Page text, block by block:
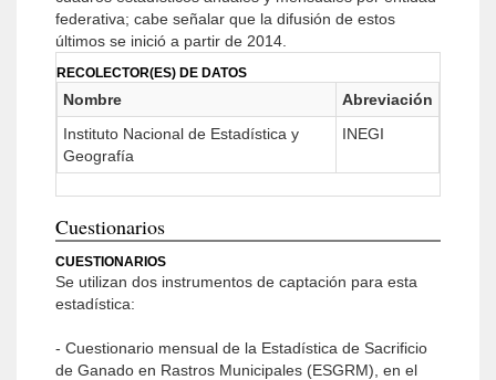
federativa; cabe señalar que la difusión de estos
últimos se inició a partir de 2014.
RECOLECTOR(ES) DE DATOS
Nombre
Abreviación
Instituto Nacional de Estadística y
Geografía
INEGI
Cuestionarios
CUESTIONARIOS
Se utilizan dos instrumentos de captación para esta
estadística:
- Cuestionario mensual de la Estadística de Sacrificio
de Ganado en Rastros Municipales (ESGRM), en el